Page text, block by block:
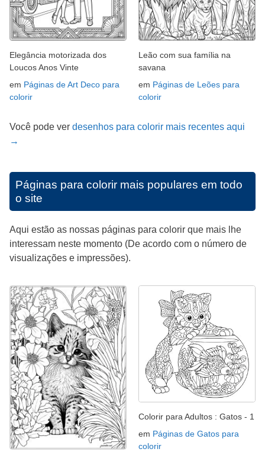
Elegância motorizada dos
Loucos Anos Vinte
em Páginas de Art Deco para
colorir
Leão com sua família na
savana
em Páginas de Leões para
colorir
Você pode ver desenhos para colorir mais recentes aqui
→
Páginas para colorir mais populares em todo
o site
Aqui estão as nossas páginas para colorir que mais lhe
interessam neste momento (De acordo com o número de
visualizações e impressões).
Colorir para Adultos : Gatos - 1
em Páginas de Gatos para
colorir